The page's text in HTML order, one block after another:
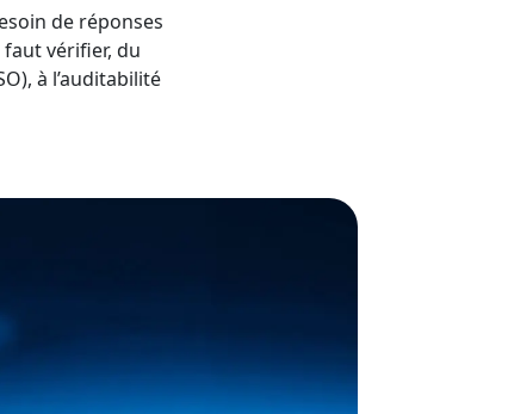
de réponses
vérifier, du
à l’auditabilité